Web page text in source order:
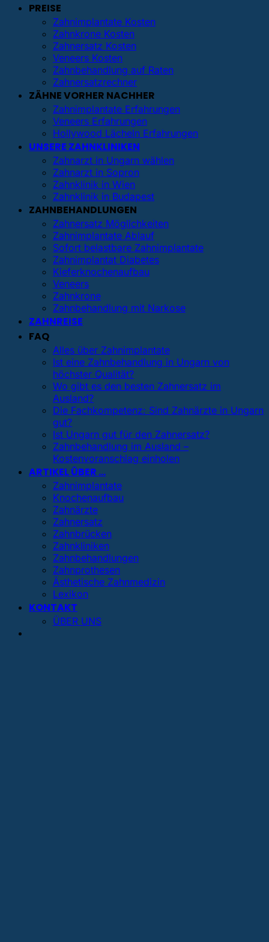
PREISE
Zahnimplantate Kosten
Zahnkrone Kosten
Zahnersatz Kosten
Veneers Kosten
Zahnbehandlung auf Raten
Zahnersatzrechner
ZÄHNE VORHER NACHHER
Zahnimplantate Erfahrungen
Veneers Erfahrungen
Hollywood Lächeln Erfahrungen
UNSERE ZAHNKLINIKEN
Zahnarzt in Ungarn wählen
Zahnarzt in Sopron
Zahnklinik in Wien
Zahnklinik in Budapest
ZAHNBEHANDLUNGEN
Zahnersatz Möglichkeiten
Zahnimplantate Ablauf
Sofort belastbare Zahnimplantate
Zahnimplantat Diabetes
Kieferknochenaufbau
Veneers
Zahnkrone
Zahnbehandlung mit Narkose
ZAHNREISE
FAQ
Alles über Zahnimplantate
Ist eine Zahnbehandlung in Ungarn von
höchster Qualität?
Wo gibt es den besten Zahnersatz im
Ausland?
Die Fachkompetenz: Sind Zahnärzte in Ungarn
gut?
Ist Ungarn gut für den Zahnersatz?
Zahnbehandlung im Ausland –
Kostenvoranschlag einholen
ARTIKEL ÜBER …
Zahnimplantate
Knochenaufbau
Zahnärzte
Zahnersatz
Zahnbrücken
Zahnkliniken
Zahnbehandlungen
Zahnprothesen
Ästhetische Zahnmedizin
Lexikon
KONTAKT
ÜBER UNS